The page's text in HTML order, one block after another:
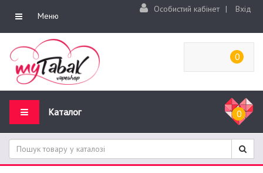
Меню
Особистий кабінет | Вхід
0
Каталог 0